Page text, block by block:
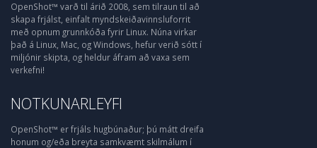
OpenShot™ varð til árið 2008, sem tilraun til að
skapa frjálst, einfalt myndskeiðavinnsluforrit
með opnum grunnkóða fyrir Linux. Núna virkar
það á Linux, Mac, og Windows, hefur verið sótt í
miljónir skipta, og heldur áfram að vaxa sem
verkefni!
NOTKUNARLEYFI
OpenShot™ er frjáls hugbúnaður; þú mátt dreifa
honum og/eða breyta samkvæmt skilmálum í